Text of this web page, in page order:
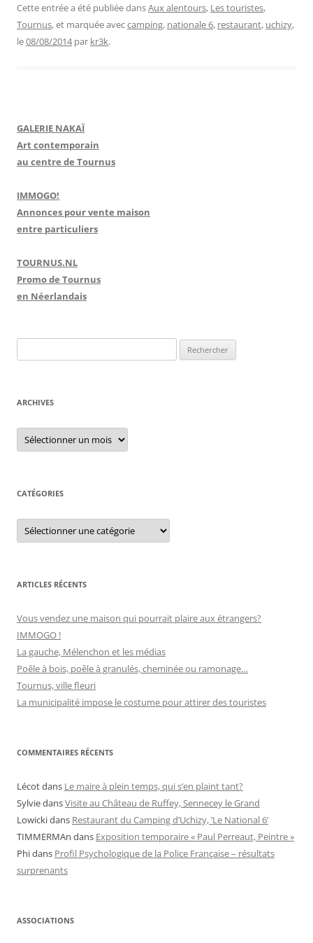
Cette entrée a été publiée dansAux alentours, Les touristes,
Tournus, et marquée aveccamping, nationale 6, restaurant, uchizy,
le08/08/2014 par kr3k.
GALERIE NAKAÏ
Art contemporain
au centre de Tournus
IMMOGO!
Annonces pour vente maison
entre particuliers
TOURNUS.NL
Promo de Tournus
en Néerlandais
e
h
r
c
r
ARCHIVES
A
c
e
s
CATÉGORIES
C
t
r
i
ARTICLES RÉCENTS
Vous vendez une maison qui pourrait plaire aux étrangers?
IMMOGO !
La gauche, Mélenchon et les médias
Poêle à bois, poêle à granulés, cheminée ou ramonage…
Tournus, ville fleuri
La municipalité impose le costume pour attirer des touristes
COMMENTAIRES RÉCENTS
Lécotdans Le maire à plein temps, qui s’en plaint tant?
SylviedansVisite au Château de Ruffey, Sennecey le Grand
Lowickidans Restaurant du Camping d’Uchizy, ‘Le National 6’
TIMMERMAn dans Exposition temporaire « Paul Perreaut, Peintre »
Phidans Profil Psychologique de la Police Française – résultats
surprenants
ASSOCIATIONS